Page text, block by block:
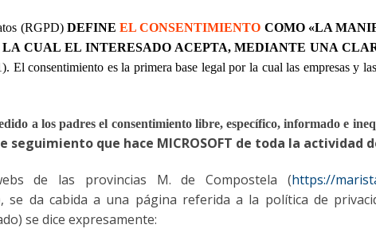
(RGPD) DEFINEELCONSENTIMIENTO COMO «LA
CUAL EL INTERESADO ACEPTA, MEDIANTE UNA
El consentimiento es la primera base legal por la cual las empresas y
a los padres el consentimiento libre, específico, informado e
seguimiento que hace MICROSOFT de toda la actividad
de las provincias M. de Compostela (https://
se da cabida a una página referida a la política de
se dice expresamente: